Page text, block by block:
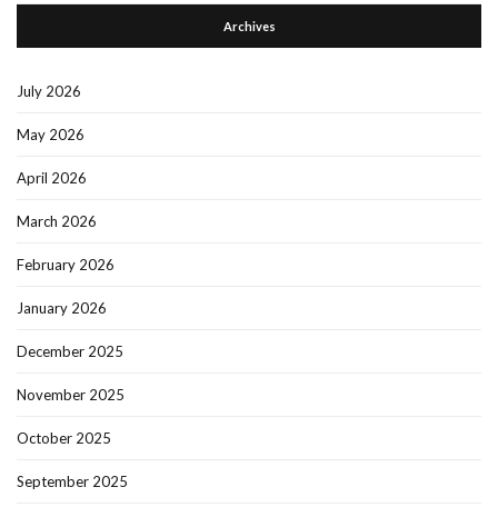
Archives
July 2026
May 2026
April 2026
March 2026
February 2026
January 2026
December 2025
November 2025
October 2025
September 2025